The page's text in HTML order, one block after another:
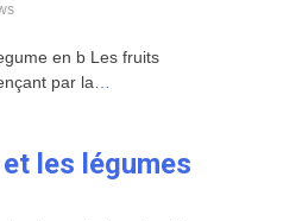
en b Les fruits
par la
les légumes